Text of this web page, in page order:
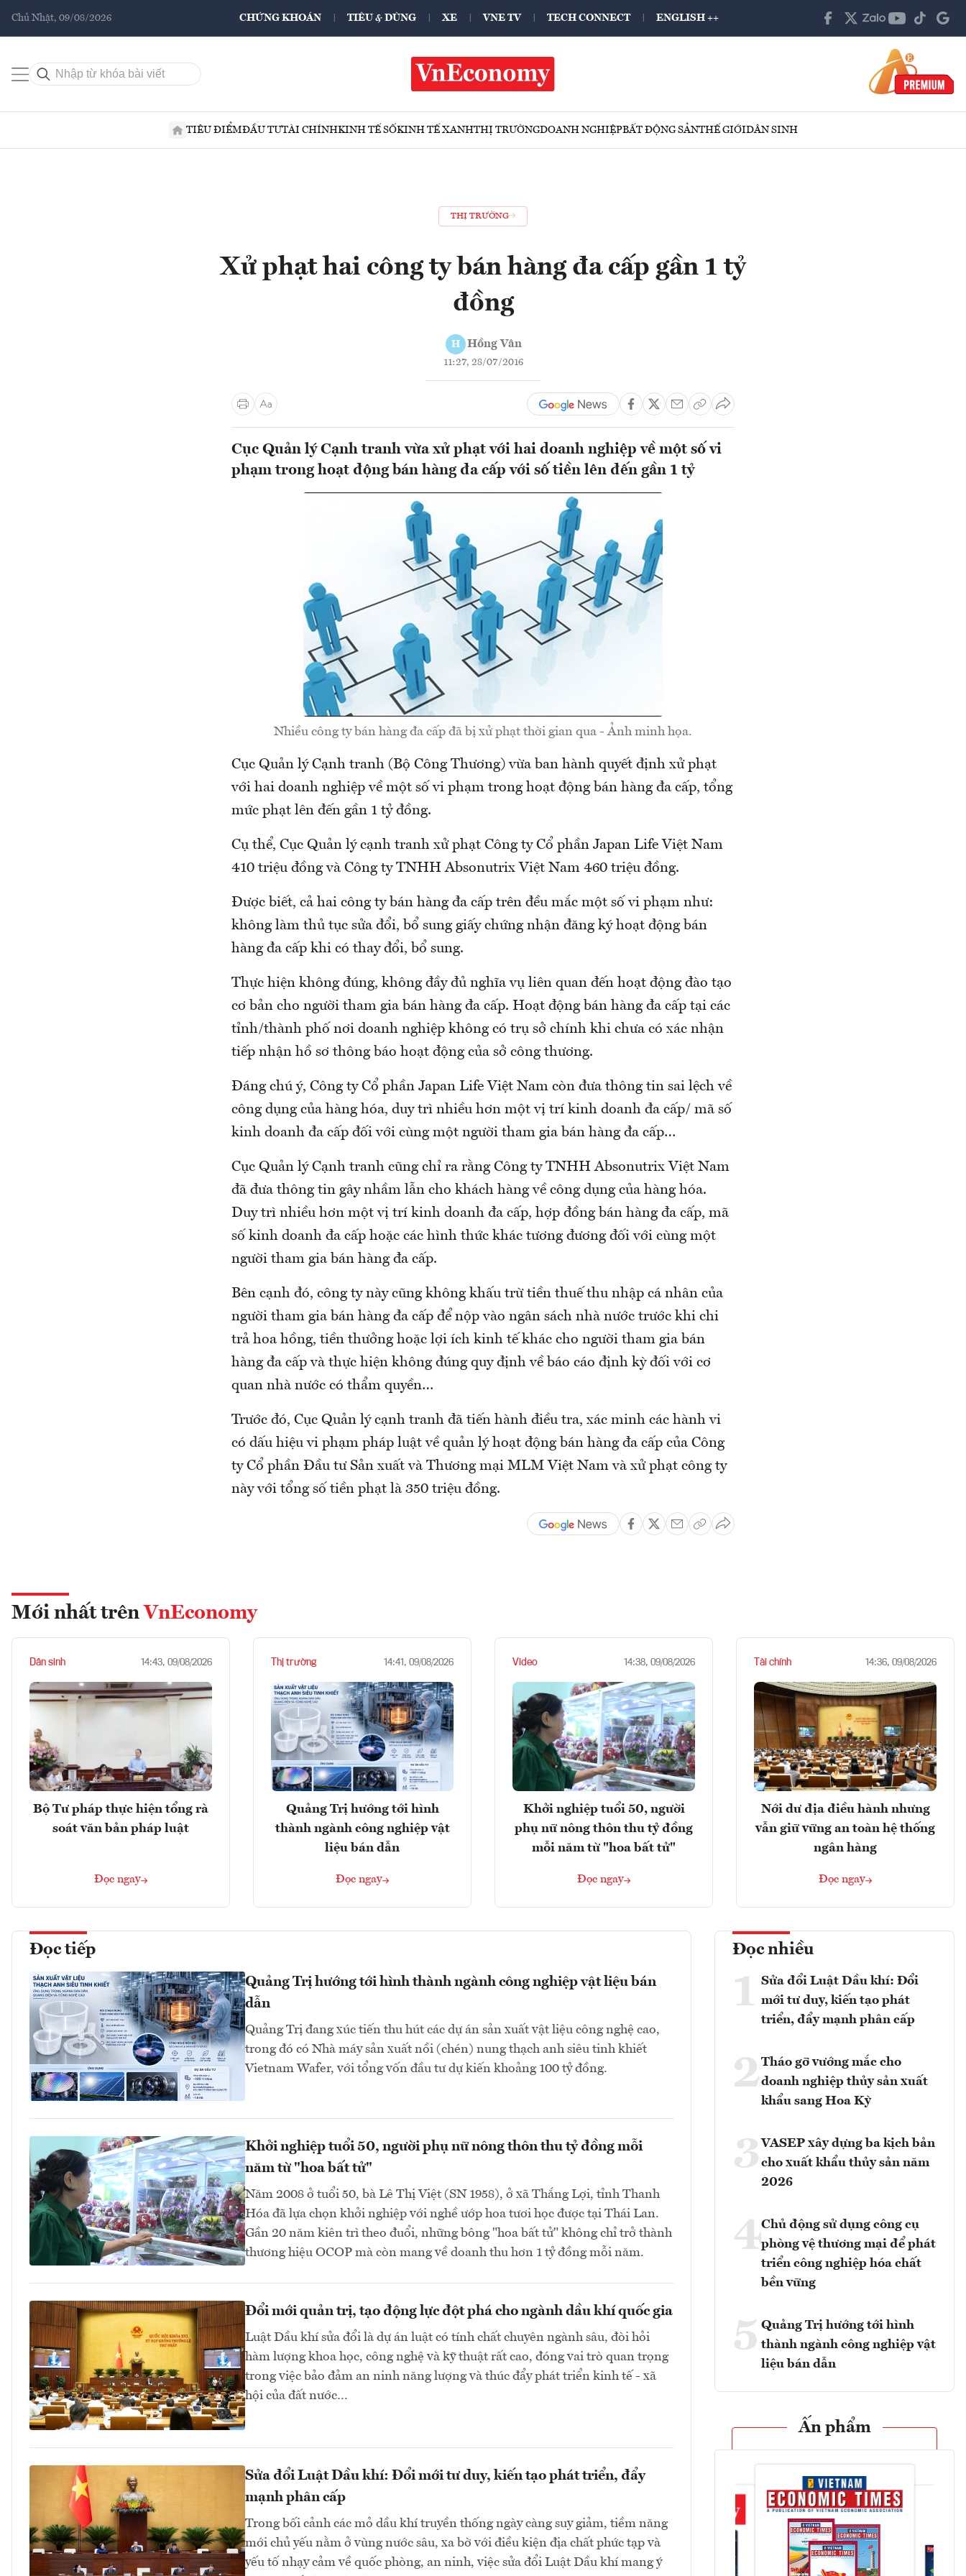
Chủ Nhật, 09/08/2026 CHỨNG KHOÁN TIÊU & DÙNG XE VNE TV TECH CONNECT ENGLISH ++
TIÊU ĐIỂMĐẦU TƯTÀI CHÍNHKINH TẾ SỐKINH TẾ XANHTHỊ TRƯỜNGDOANH NGHIỆPBẤT ĐỘNG SẢNTHẾ GIỚIDÂN SINH
THỊ TRƯỜNG
Xử phạt hai công ty bán hàng đa cấp gần 1 tỷ
đồng
H Hồng Vân
11:27, 28/07/2016
Cục Quản lý Cạnh tranh vừa xử phạt với hai doanh nghiệp về một số vi
phạm trong hoạt động bán hàng đa cấp với số tiền lên đến gần 1 tỷ
Nhiều công ty bán hàng đa cấp đã bị xử phạt thời gian qua - Ảnh minh họa.
Cục Quản lý Cạnh tranh (Bộ Công Thương) vừa ban hành quyết định xử phạt
với hai doanh nghiệp về một số vi phạm trong hoạt động bán hàng đa cấp, tổng
mức phạt lên đến gần 1 tỷ đồng.
Cụ thể, Cục Quản lý cạnh tranh xử phạt Công ty Cổ phần Japan Life Việt Nam
410 triệu đồng và Công ty TNHH Absonutrix Việt Nam 460 triệu đồng.
Được biết, cả hai công ty bán hàng đa cấp trên đều mắc một số vi phạm như:
không làm thủ tục sửa đổi, bổ sung giấy chứng nhận đăng ký hoạt động bán
hàng đa cấp khi có thay đổi, bổ sung.
Thực hiện không đúng, không đầy đủ nghĩa vụ liên quan đến hoạt động đào tạo
cơ bản cho người tham gia bán hàng đa cấp. Hoạt động bán hàng đa cấp tại các
tỉnh/thành phố nơi doanh nghiệp không có trụ sở chính khi chưa có xác nhận
tiếp nhận hồ sơ thông báo hoạt động của sở công thương.
Đáng chú ý, Công ty Cổ phần Japan Life Việt Nam còn đưa thông tin sai lệch về
công dụng của hàng hóa, duy trì nhiều hơn một vị trí kinh doanh đa cấp/ mã số
kinh doanh đa cấp đối với cùng một người tham gia bán hàng đa cấp…
Cục Quản lý Cạnh tranh cũng chỉ ra rằng Công ty TNHH Absonutrix Việt Nam
đã đưa thông tin gây nhầm lẫn cho khách hàng về công dụng của hàng hóa.
Duy trì nhiều hơn một vị trí kinh doanh đa cấp, hợp đồng bán hàng đa cấp, mã
số kinh doanh đa cấp hoặc các hình thức khác tương đương đối với cùng một
người tham gia bán hàng đa cấp.
Bên cạnh đó, công ty này cũng không khấu trừ tiền thuế thu nhập cá nhân của
người tham gia bán hàng đa cấp để nộp vào ngân sách nhà nước trước khi chi
trả hoa hồng, tiền thưởng hoặc lợi ích kinh tế khác cho người tham gia bán
hàng đa cấp và thực hiện không đúng quy định về báo cáo định kỳ đối với cơ
quan nhà nước có thẩm quyền…
Trước đó, Cục Quản lý cạnh tranh đã tiến hành điều tra, xác minh các hành vi
có dấu hiệu vi phạm pháp luật về quản lý hoạt động bán hàng đa cấp của Công
ty Cổ phần Đầu tư Sản xuất và Thương mại MLM Việt Nam và xử phạt công ty
này với tổng số tiền phạt là 350 triệu đồng.
Mới nhất trên VnEconomy
Dân sinh 14:43, 09/08/2026
Bộ Tư pháp thực hiện tổng rà
soát văn bản pháp luật
Đọc ngay
Thị trường 14:41, 09/08/2026
Quảng Trị hướng tới hình
thành ngành công nghiệp vật
liệu bán dẫn
Đọc ngay
Video 14:38, 09/08/2026
Khởi nghiệp tuổi 50, người
phụ nữ nông thôn thu tỷ đồng
mỗi năm từ "hoa bất tử"
Đọc ngay
Tài chính 14:36, 09/08/2026
Nới dư địa điều hành nhưng
vẫn giữ vững an toàn hệ thống
ngân hàng
Đọc ngay
Đọc tiếp
Quảng Trị hướng tới hình thành ngành công nghiệp vật liệu bán
dẫn
Quảng Trị đang xúc tiến thu hút các dự án sản xuất vật liệu công nghệ cao,
trong đó có Nhà máy sản xuất nồi (chén) nung thạch anh siêu tinh khiết
Vietnam Wafer, với tổng vốn đầu tư dự kiến khoảng 100 tỷ đồng.
Khởi nghiệp tuổi 50, người phụ nữ nông thôn thu tỷ đồng mỗi
năm từ "hoa bất tử"
Năm 2008 ở tuổi 50, bà Lê Thị Việt (SN 1958), ở xã Thắng Lợi, tỉnh Thanh
Hóa đã lựa chọn khởi nghiệp với nghề ướp hoa tươi học được tại Thái Lan.
Gần 20 năm kiên trì theo đuổi, những bông "hoa bất tử" không chỉ trở thành
thương hiệu OCOP mà còn mang về doanh thu hơn 1 tỷ đồng mỗi năm.
Đổi mới quản trị, tạo động lực đột phá cho ngành dầu khí quốc gia
Luật Dầu khí sửa đổi là dự án luật có tính chất chuyên ngành sâu, đòi hỏi
hàm lượng khoa học, công nghệ và kỹ thuật rất cao, đóng vai trò quan trọng
trong việc bảo đảm an ninh năng lượng và thúc đẩy phát triển kinh tế - xã
hội của đất nước…
Sửa đổi Luật Dầu khí: Đổi mới tư duy, kiến tạo phát triển, đẩy
mạnh phân cấp
Trong bối cảnh các mỏ dầu khí truyền thống ngày càng suy giảm, tiềm năng
mới chủ yếu nằm ở vùng nước sâu, xa bờ với điều kiện địa chất phức tạp và
yếu tố nhạy cảm về quốc phòng, an ninh, việc sửa đổi Luật Dầu khí mang ý
Đọc nhiều
1 Sửa đổi Luật Dầu khí: Đổi
mới tư duy, kiến tạo phát
triển, đẩy mạnh phân cấp
2Tháo gỡ vướng mắc cho
doanh nghiệp thủy sản xuất
khẩu sang Hoa Kỳ
3 VASEP xây dựng ba kịch bản
cho xuất khẩu thủy sản năm
2026
4Chủ động sử dụng công cụ
phòng vệ thương mại để phát
triển công nghiệp hóa chất
bền vững
5 Quảng Trị hướng tới hình
thành ngành công nghiệp vật
liệu bán dẫn
Ấn phẩm